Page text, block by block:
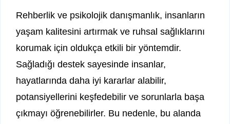
Rehberlik ve psikolojik danışmanlık, insanların
yaşam kalitesini artırmak ve ruhsal sağlıklarını
korumak için oldukça etkili bir yöntemdir.
Sağladığı destek sayesinde insanlar,
hayatlarında daha iyi kararlar alabilir,
potansiyellerini keşfedebilir ve sorunlarla başa
çıkmayı öğrenebilirler. Bu nedenle, bu alanda